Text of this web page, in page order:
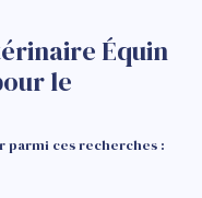
Équin
le
parmi ces recherches :